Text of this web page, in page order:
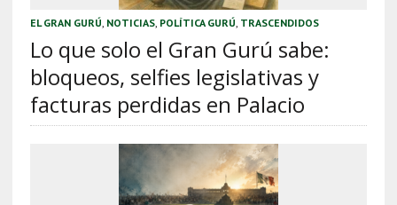
EL GRAN GURÚ NOTICIAS, POLÍTICA GURÚ TRASCENDIDOS
Lo que solo el Gran Gurú sabe:
bloqueos, selfies legislativas y
facturas perdidas en Palacio